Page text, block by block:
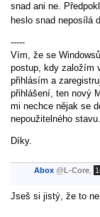
snad ani ne.
heslo snad neposílá
-----
Vím, že se
postup, kdy založím
přihlásím a
přihlášení, ten nový
mi nechce nějak se
nepoužitelného stavu.
Díky.
Abox @L-Core
Jseš si jistý, že to